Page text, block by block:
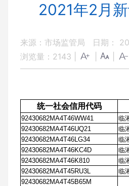
2021年2月
来源：市场监管局
日期：
浏览量： 2143
统一社会信用代码
92430682MA4T46WW41
临
92430682MA4T46UQ21
临
92430682MA4T46LG34
临
92430682MA4T46KC4D
临
92430682MA4T46K810
临
92430682MA4T45RU3L
临
92430682MA4T45B65M